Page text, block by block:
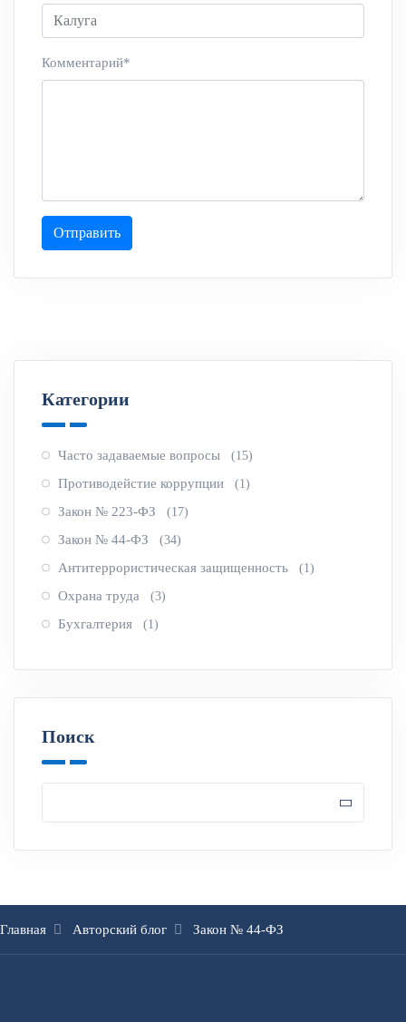
Комментарий*
Отправить
Категории
Часто задаваемые вопросы (15)
Противодейстие коррупции (1)
Закон № 223-ФЗ (17)
Закон № 44-ФЗ (34)
Антитеррористическая защищенность (1)
Охрана труда (3)
Бухгалтерия (1)
Поиск
Главная Авторский блог Закон № 44-ФЗ